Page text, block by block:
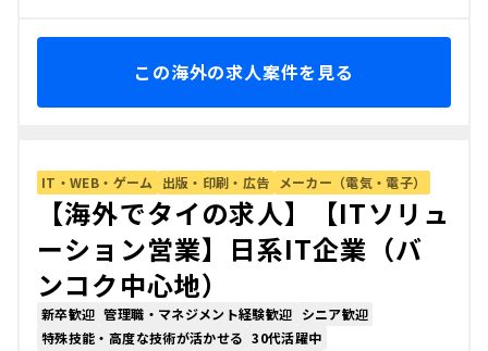
この海外の求人案件を見る
IT・WEB・ゲーム 出版・印刷・広告 メーカー（電気・電子）
【海外でタイの求人】【ITソリュ
ーション営業】日系IT企業（バ
ンコク中心地）
新卒歓迎 管理職・マネジメント経験歓迎 シニア歓迎
特殊技能・高度な技術が活かせる 30代活躍中